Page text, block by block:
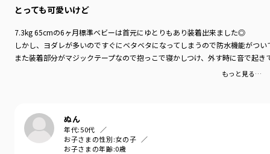
とっても可愛いけど
7.3kg 65cmの6ヶ月標準ベビーは首元にゆとりもあり装着出来ました◎
しかし、ヨダレが多いのですぐにベタベタになってしまうので防水機能がつ
また装着部分がマジックテープなので抱っこで寝かしつけ、外す時に音で起
もっと見る…
ぬん
年代:50代
お子さまの性別:女の子
お子さまの年齢:0歳
商品番号
／04-3376-608